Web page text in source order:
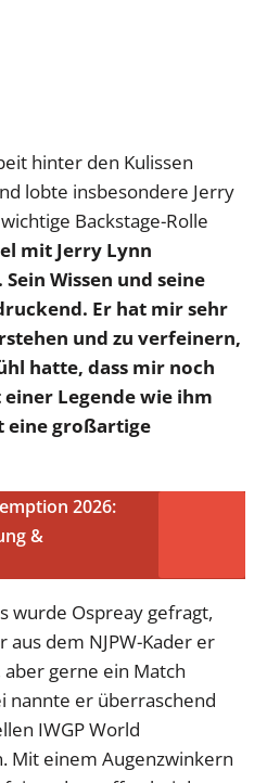
hinter den Kulissen
lobte insbesondere Jerry
Backstage-Rolle
mit Jerry Lynn
Wissen und seine
Er hat mir sehr
und zu verfeinern,
hatte, dass mir noch
Legende wie ihm
eine großartige
2026:
&
wurde Ospreay gefragt,
dem NJPW-Kader er
gerne ein Match
nannte er überraschend
IWGP World
Mit einem Augenzwinkern